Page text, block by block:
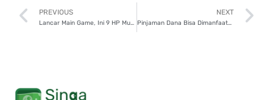
Prev
PREVIOUS
Lancar Main Game, Ini 9 HP Murah 2 Jutaan di 2025!
NEXT
Pinjaman Dana Bisa Dimanfaatkan Siapa Saja, Cek Penjelasannya!